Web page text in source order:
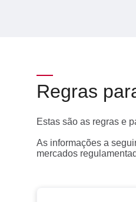
Regras
Estas são as regras e
As informações a
mercados